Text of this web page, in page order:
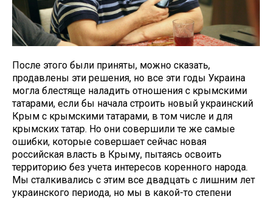
После этого были приняты, можно сказать,
продавлены эти решения, но все эти годы Украина
могла блестяще наладить отношения с крымскими
татарами, если бы начала строить новый украинский
Крым с крымскими татарами, в том числе и для
крымских татар. Но они совершили те же самые
ошибки, которые совершает сейчас новая
российская власть в Крыму, пытаясь освоить
территорию без учета интересов коренного народа.
Мы сталкивались с этим все двадцать с лишним лет
украинского периода, но мы в какой-то степени